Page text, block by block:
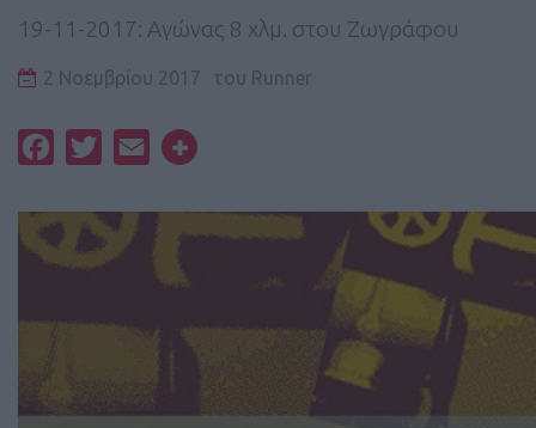
19-11-2017: Αγώνας 8 χλμ. στου Ζωγράφου
2 Νοεμβρίου 2017 του Runner
FacebookTwitterEmail